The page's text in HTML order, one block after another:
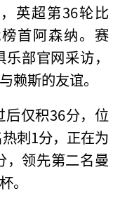
英超第36轮比
首阿森纳。赛
部官网采访，
赖斯的友谊。
仅积36分，位
刺1分，正在为
，领先第二名曼
。